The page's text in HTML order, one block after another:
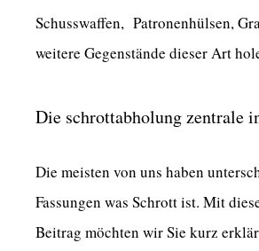
Schusswaffen, Patronenhülsen,
weitere Gegenstände dieser Art
Die schrottabholung zentrale
Die meisten von uns haben
Fassungen was Schrott ist. Mit
Beitrag möchten wir Sie kurz